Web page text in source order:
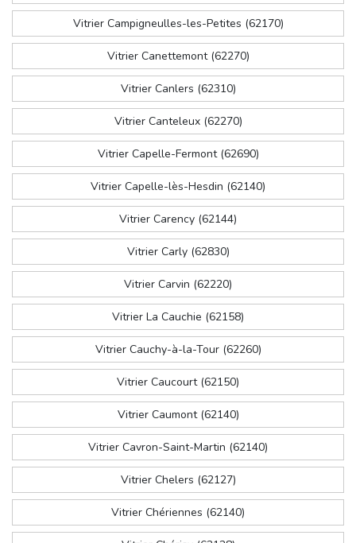
Vitrier Campigneulles-les-Petites (62170)
Vitrier Canettemont (62270)
Vitrier Canlers (62310)
Vitrier Canteleux (62270)
Vitrier Capelle-Fermont (62690)
Vitrier Capelle-lès-Hesdin (62140)
Vitrier Carency (62144)
Vitrier Carly (62830)
Vitrier Carvin (62220)
Vitrier La Cauchie (62158)
Vitrier Cauchy-à-la-Tour (62260)
Vitrier Caucourt (62150)
Vitrier Caumont (62140)
Vitrier Cavron-Saint-Martin (62140)
Vitrier Chelers (62127)
Vitrier Chériennes (62140)